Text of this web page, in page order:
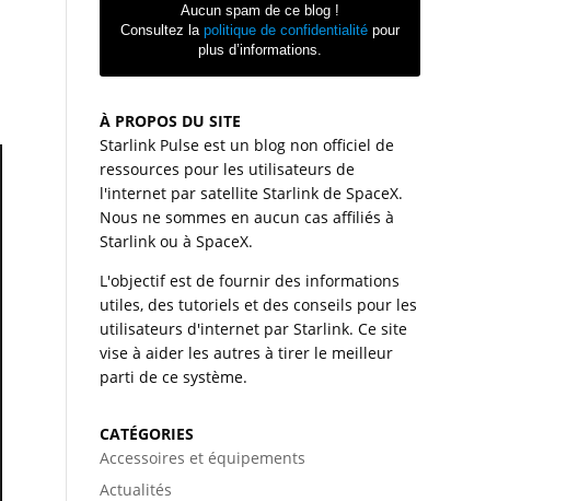
Aucun spam de ce blog !
Consultez la politique de confidentialitépour
plus d’informations.
À PROPOS DU SITE
Starlink Pulse est un blog non officiel de
ressources pour les utilisateurs de
l'internet par satellite Starlink de SpaceX.
Nous ne sommes en aucun cas affiliés à
Starlink ou à SpaceX.
L'objectif est de fournir des informations
utiles, des tutoriels et des conseils pour les
utilisateurs d'internet par Starlink. Ce site
vise à aider les autres à tirer le meilleur
parti de ce système.
CATÉGORIES
Accessoires et équipements
Actualités